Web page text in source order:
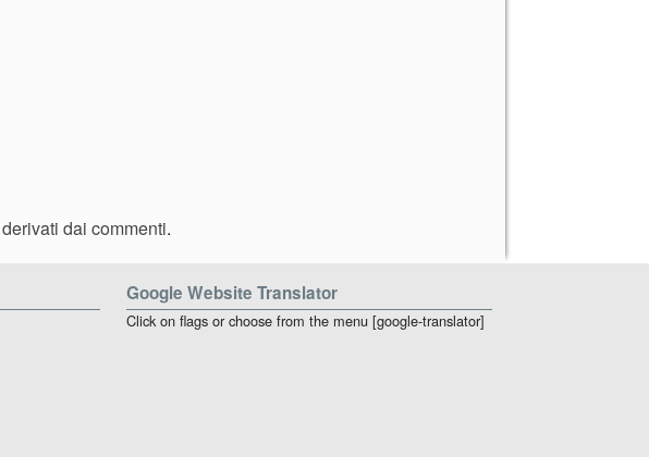
dai commenti.
Google Website Translator
Click on flags or choose from the menu [google-translator]